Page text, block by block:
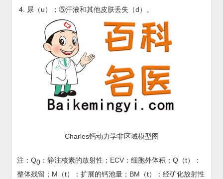
尿（u）；⑤汗液和其他皮肤丢失（d）。
Charles钙动力学非区域模型图
注：Q0 ：静注核素的放射性；ECV：细胞外体积；Q（t）：
整体残留；M（t）：扩展的钙池量；BM（t）：经矿化放射性